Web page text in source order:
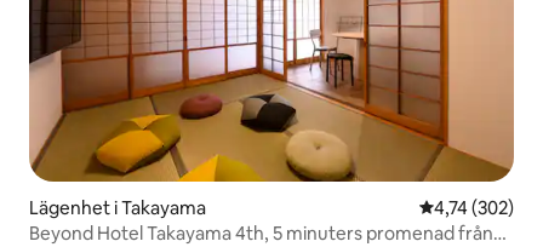
Lägenhet i Takayama 4,74 av 5 i
4,74 (302)
Beyond Hotel Takayama 4th, 5 minuters promenad från